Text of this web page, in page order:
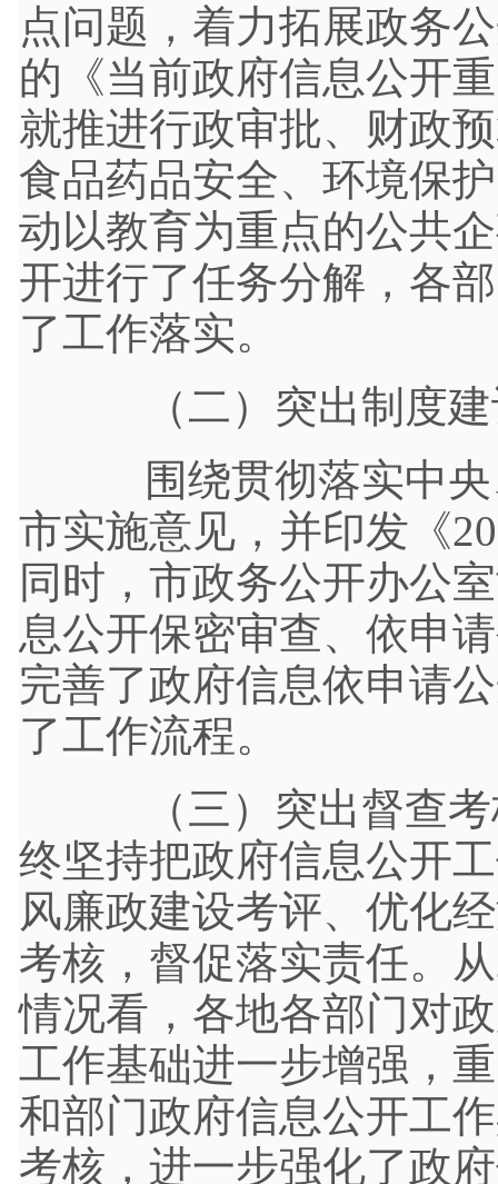
点问题，着力拓展政务
的《当前政府信息公开
就推进行政审批、财政
食品药品安全、环境保
动以教育为重点的公共
开进行了任务分解，各
了工作落实。
（二）突出制度建
围绕贯彻落实中央
市实施意见，并印发《
同时，市政务公开办公
息公开保密审查、依申
完善了政府信息依申请
了工作流程。
（三）突出督查考
终坚持把政府信息公开
风廉政建设考评、优化
考核，督促落实责任。从
情况看，各地各部门对
工作基础进一步增强，
和部门政府信息公开工
考核，进一步强化了政